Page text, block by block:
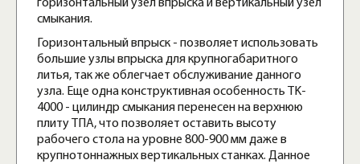
горизонтальный узел впрыска и вертикальный узел
смыкания.
Горизонтальный впрыск - позволяет использовать
большие узлы впрыска для крупногабаритного
литья, так же облегчает обслуживание данного
узла. Еще одна конструктивная особенность TK-
4000 - цилиндр смыкания перенесен на верхнюю
плиту ТПА, что позволяет оставить высоту
рабочего стола на уровне 800-900 мм даже в
крупнотоннажных вертикальных станках. Данное